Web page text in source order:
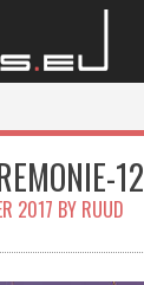
12
2017 BY RUUD